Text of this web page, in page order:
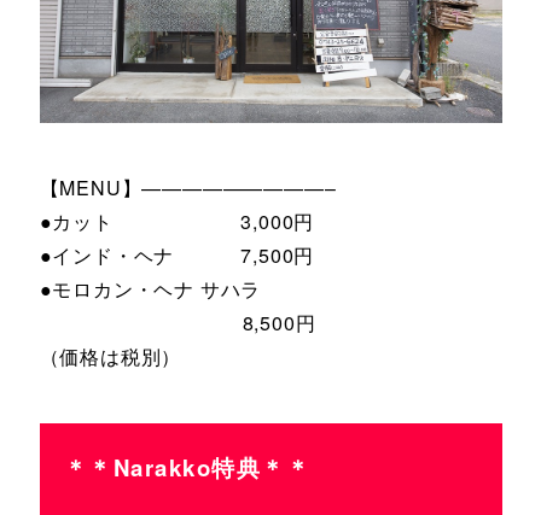
【MENU】—————————–
●カット 3,000円
●インド・ヘナ 7,500円
●モロカン・ヘナ サハラ
8,500円
（価格は税別）
＊＊Narakko特典＊＊